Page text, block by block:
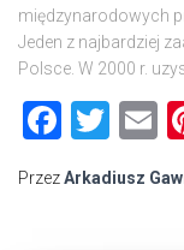
międzynarodowych
Jeden z najbardziej
Polsce. W 2000 r.
PrzezArkadiusz